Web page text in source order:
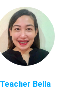
Teacher Bella